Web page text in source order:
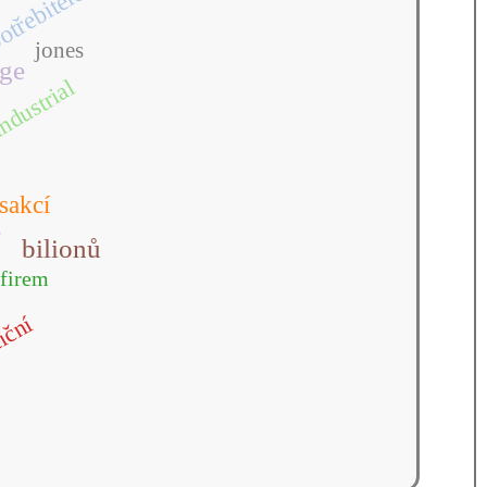
bilionů
jones
firem